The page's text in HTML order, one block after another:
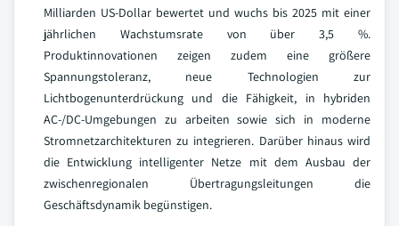
Milliarden US-Dollar bewertet und wuchs bis 2025 mit einer
jährlichen Wachstumsrate von über 3,5 %.
Produktinnovationen zeigen zudem eine größere
Spannungstoleranz, neue Technologien zur
Lichtbogenunterdrückung und die Fähigkeit, in hybriden
AC-/DC-Umgebungen zu arbeiten sowie sich in moderne
Stromnetzarchitekturen zu integrieren. Darüber hinaus wird
die Entwicklung intelligenter Netze mit dem Ausbau der
zwischenregionalen Übertragungsleitungen die
Geschäftsdynamik begünstigen.